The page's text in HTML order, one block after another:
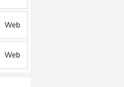
Web
Web